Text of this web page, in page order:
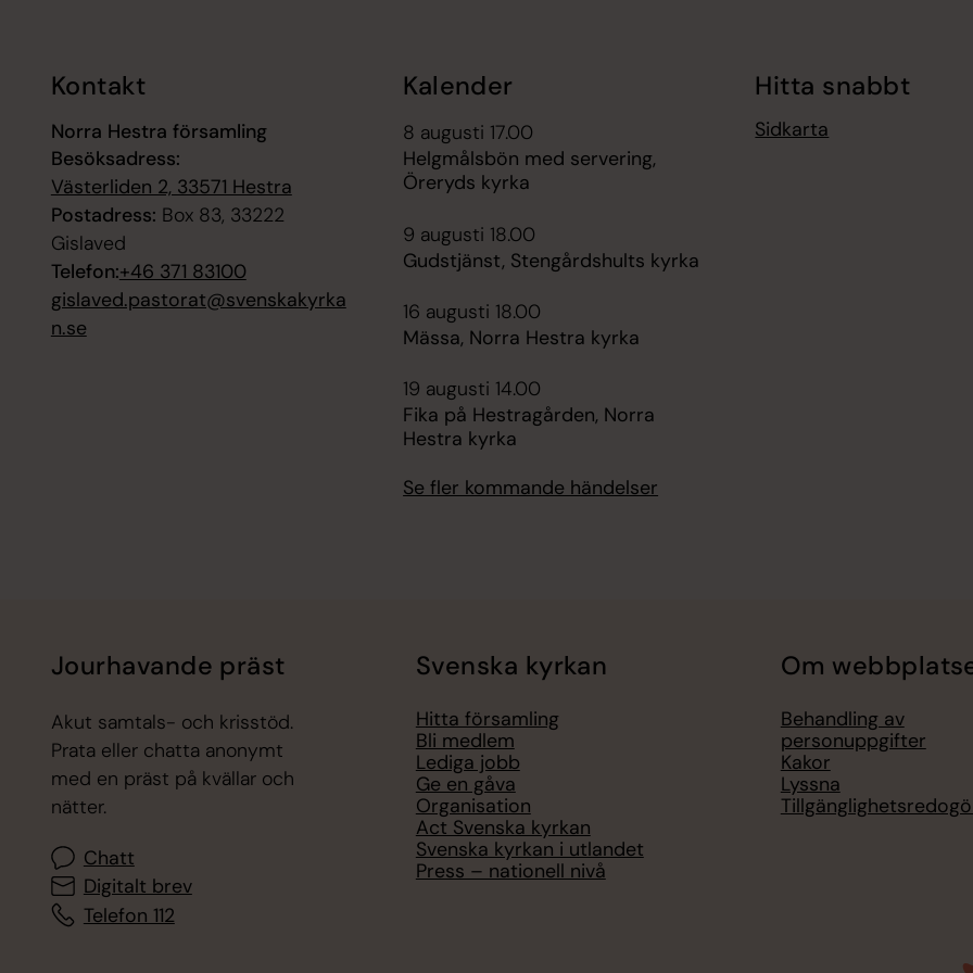
Kontakt
Norra Hestra församling
Besöksadress:
Västerliden 2, 33571 Hestra
Postadress: Box 83, 33222
Gislaved
Telefon:+46 371 83100
gislaved.pastorat@svenskakyrka
n.se
Kalender
8 augusti 17.00
Helgmålsbön med servering,
Öreryds kyrka
9 augusti 18.00
Gudstjänst, Stengårdshults kyrka
16 augusti 18.00
Mässa, Norra Hestra kyrka
19 augusti 14.00
Fika på Hestragården, Norra
Hestra kyrka
Se fler kommande händelser
Hitta snabbt
Sidkarta
Jourhavande präst
Akut samtals- och krisstöd.
Prata eller chatta anonymt
med en präst på kvällar och
nätter.
Chatt
Digitalt brev
Telefon 112
Svenska kyrkan
Hitta församling
Bli medlem
Lediga jobb
Ge en gåva
Organisation
Act Svenska kyrkan
Svenska kyrkan i utlandet
Press – nationell nivå
Om
Behandling av
personuppgifter
Kakor
Lyssna